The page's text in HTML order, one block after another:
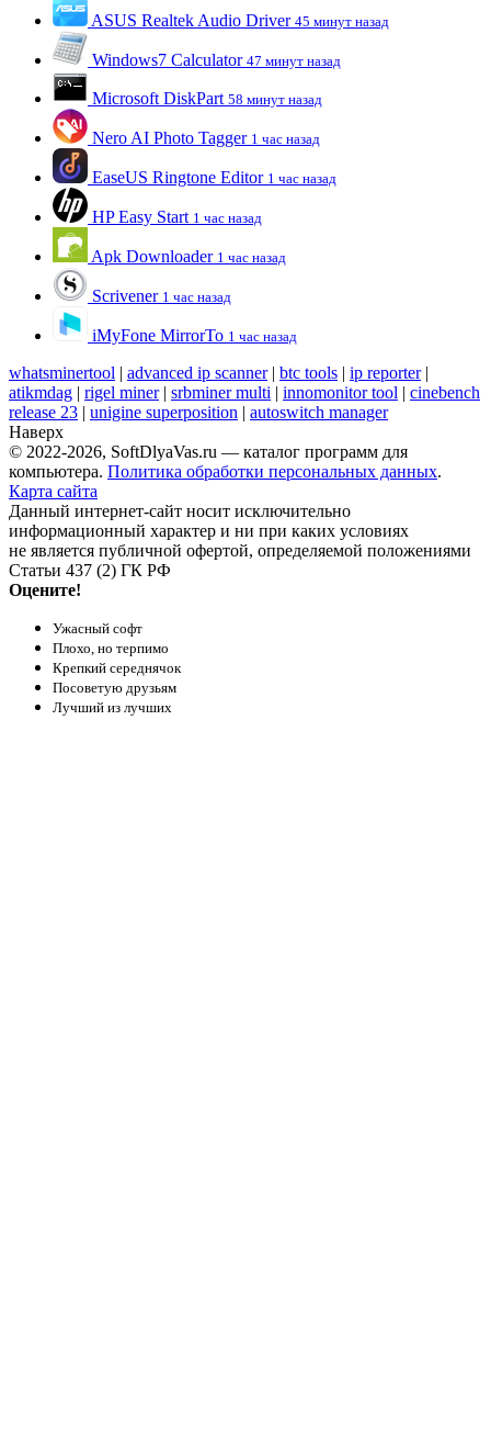
ASUS Realtek Audio Driver 45 минут назад
Windows7 Calculator 47 минут назад
Microsoft DiskPart 58 минут назад
Nero AI Photo Tagger 1 час назад
EaseUS Ringtone Editor 1 час назад
HP Easy Start 1 час назад
Apk Downloader 1 час назад
Scrivener 1 час назад
iMyFone MirrorTo 1 час назад
whatsminertool advanced ip scanner| btc tools ip reporter|
atikmdag
rigel miner| srbminer multi innomonitor tool
cinebench
release 23
unigine superposition
autoswitch manager
Наверх
© 2022-2026, SoftDlyaVas.ru — каталог программ для
компьютера. Политика обработки персональных данных.
Карта сайта
Данный интернет-сайт носит исключительно
информационный характер и ни при каких условиях
не является публичной офертой, определяемой положениями
Статьи 437 (2) ГК РФ
Оцените!
Ужасный софт
Плохо, но терпимо
Крепкий середнячок
Посоветую друзьям
Лучший из лучших